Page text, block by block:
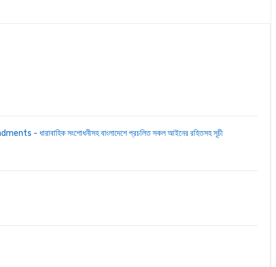
সংশোধনীসহ বাংলাদেশে প্রচলিত সকল আইনের রহিতসহ সূচী